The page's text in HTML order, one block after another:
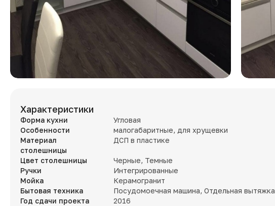
Характеристики
Форма кухни
Угловая
Особенности
малогабаритные, для хрущевки
Материал
столешницы
ДСП в пластике
Цвет столешницы
Черные, Темные
Ручки
Интегрированные
Мойка
Керамогранит
Бытовая техника
Посудомоечная машина, Отдельная вытяжка
Год сдачи проекта
2016